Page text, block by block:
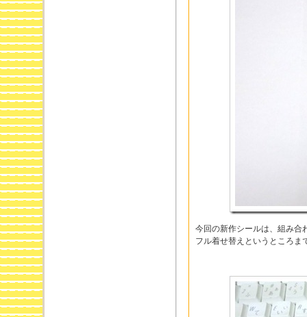
今回の新作シールは、組み合
フル着せ替えというところま